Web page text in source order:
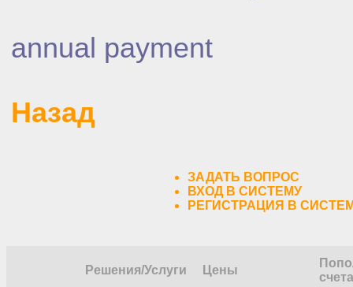
annual payment
Назад
ЗАДАТЬ ВОПРОС
ВХОД В СИСТЕМУ
РЕГИСТРАЦИЯ В
Решения/Услуги Цены
счета